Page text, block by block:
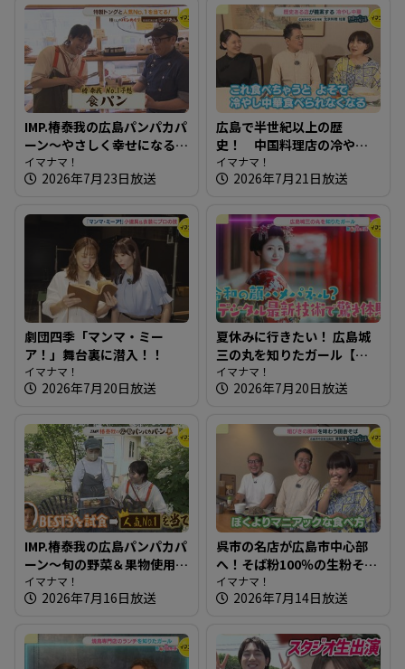
IMP.椿泰我の広島パンパカパ
ーン～やさしく幸せになる
パン屋さん
イマナマ！
2026年7月23日放送
広島で半世紀以上の歴
史！ 中国料理店の冷やし
中華～ 北京料理 桂蘭【たま
にはそとランチ】
イマナマ！
2026年7月21日放送
劇団四季「マンマ・ミー
ア！」舞台裏に潜入！！
イマナマ！
2026年7月20日放送
夏休みに行きたい！ 広島城
三の丸を知りたガール【街
ネタ！知りたガール】
イマナマ！
2026年7月20日放送
IMP.椿泰我の広島パンパカパ
ーン～旬の野菜＆果物使用
のパン オリジナリティ満載
のパン屋さんへ
イマナマ！
2026年7月16日放送
呉市の名店が広島市中心部
へ！そば粉100％の生粉そば
～饕餮庵【たまにはそとラ
ンチ】
イマナマ！
2026年7月14日放送